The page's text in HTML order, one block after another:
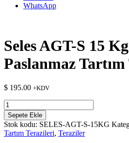
WhatsApp
Seles AGT-S 15
Paslanmaz
$ 195.00 +KDV
Seles
AGT-
S
15
Kg
Sepete Ekle
Stok kodu: SELES-AGT-S-15KG
Tartım Terazileri, Teraziler